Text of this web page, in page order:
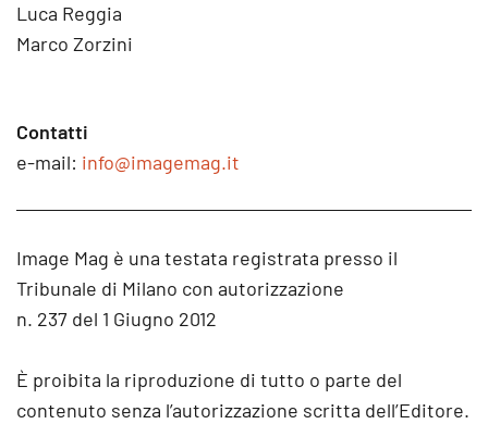
Luca Reggia
Marco Zorzini
Contatti
e-mail: info@imagemag.it
Image Mag è una testata registrata presso il
Tribunale di Milano con autorizzazione
n. 237 del 1 Giugno 2012
È proibita la riproduzione di tutto o parte del
contenuto senza l’autorizzazione scritta dell’Editore.